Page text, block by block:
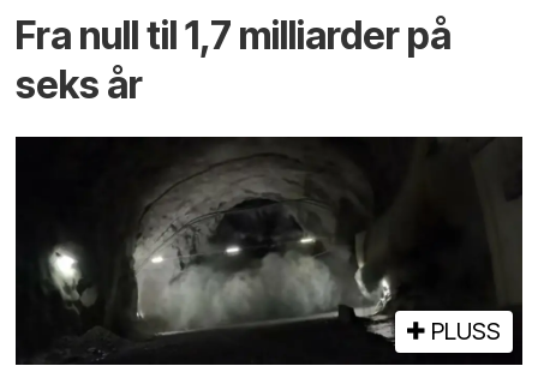
Fra null til 1,7 milliarder på
seks år
PLUSS